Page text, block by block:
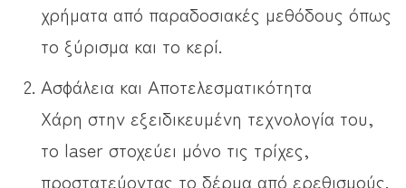
χρήματα από παραδοσιακές μεθόδους όπως
το ξύρισμα και το κερί.
Ασφάλεια και Αποτελεσματικότητα
Χάρη στην εξειδικευμένη τεχνολογία του,
το laser στοχεύει μόνο τις τρίχες,
προστατεύοντας το δέρμα από ερεθισμούς.